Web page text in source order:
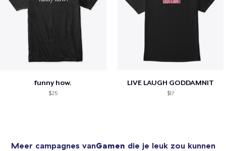
funny how.
$25
LIVE LAUGH GODDAMNIT
$17
Meer campagnes vanGamen die je leuk zou kunnen